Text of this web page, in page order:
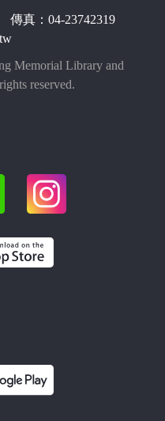
傳真：04-23742319
Memorial Library and
reserved.